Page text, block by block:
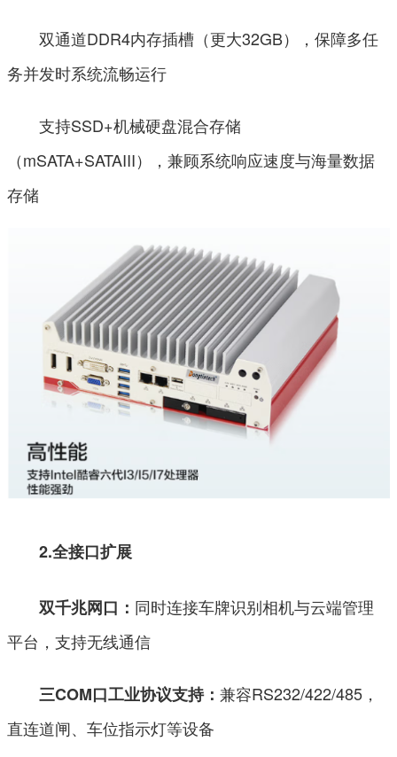
双通道DDR4内存插槽（更大32GB），保障多任
务并发时系统流畅运行
支持SSD+机械硬盘混合存储
（mSATA+SATAIII），兼顾系统响应速度与海量数据
存储
2.全接口扩展
双千兆网口： 同时连接车牌识别相机与云端管理
平台，支持无线通信
三COM口工业协议支持：兼容RS232/422/485，
直连道闸、车位指示灯等设备